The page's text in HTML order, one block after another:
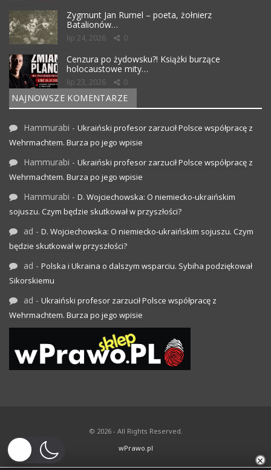
Zygmunt Jan Rumel – poeta, żołnierz
Batalionów…
lip 24, 2026 0
Cenzura po żydowsku?! Książki burzące
holocaustowe mity…
lip 23, 2026 0
NAJNOWSZE KOMENTARZE
Hammurabi - Ukraiński profesor zarzucił Polsce współpracę z
Wehrmachtem. Burza po jego wpisie
Hammurabi - Ukraiński profesor zarzucił Polsce współpracę z
Wehrmachtem. Burza po jego wpisie
Hammurabi - D. Wojciechowska: O niemiecko-ukraińskim
sojuszu. Czym będzie skutkował w przyszłości?
ad - D. Wojciechowska: O niemiecko-ukraińskim sojuszu. Czym
będzie skutkował w przyszłości?
ad - Polska i Ukraina o dalszym wsparciu. Sybiha podziękował
Sikorskiemu
ad - Ukraiński profesor zarzucił Polsce współpracę z
Wehrmachtem. Burza po jego wpisie
© 2026 - All Rights Reserved.
wPrawo.pl
×